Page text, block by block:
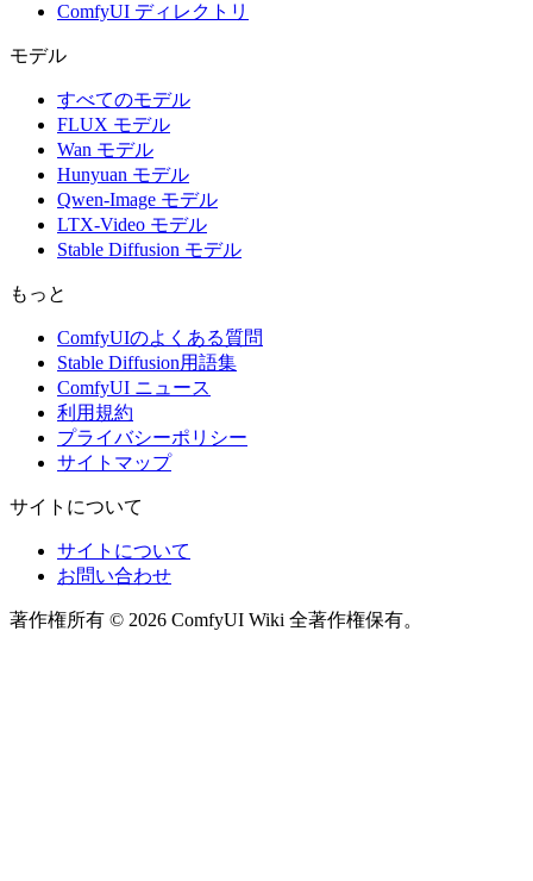
ComfyUI ディレクトリ
モデル
すべてのモデル
FLUX モデル
Wan モデル
Hunyuan モデル
Qwen-Image モデル
LTX-Video モデル
Stable Diffusion モデル
もっと
ComfyUIのよくある質問
Stable Diffusion用語集
ComfyUI ニュース
利用規約
プライバシーポリシー
サイトマップ
サイトについて
サイトについて
お問い合わせ
著作権所有 © 2026 ComfyUI Wiki 全著作権保有。